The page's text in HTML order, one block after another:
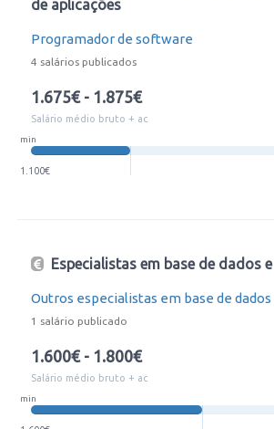
de aplicações
Programador de software
4 salários publicados
1.675€ - 1.875€
Salário médio bruto + ac
min
1.100€
Especialistas em base de dados
Outros especialistas em base de dados
1 salário publicado
1.600€ - 1.800€
Salário médio bruto + ac
min